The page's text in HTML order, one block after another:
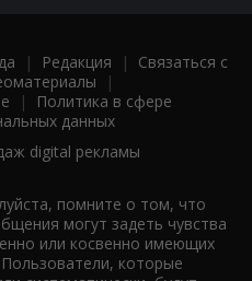
| Редакция | Связаться с
|
|
Политика в сфере
данных
digital рекламы
помните о том, что
могут задеть чувства
или косвенно имеющих
которые